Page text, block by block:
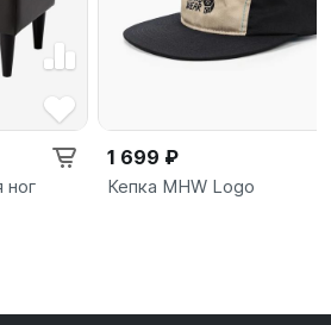
ног
1 699 ₽
Кепка MHW Logo